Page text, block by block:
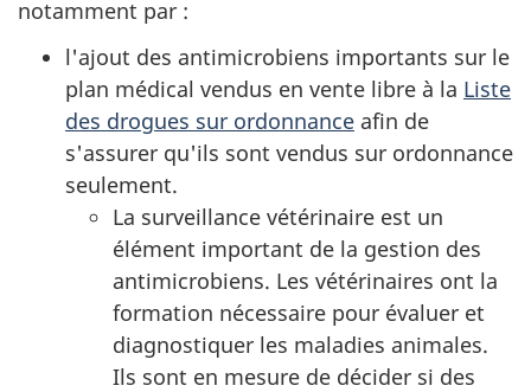
notamment par :
l'ajout des antimicrobiens importants sur le
plan médical vendus en vente libre à la Liste
des drogues sur ordonnance afin de
s'assurer qu'ils sont vendus sur ordonnance
seulement.
La surveillance vétérinaire est un
élément important de la gestion des
antimicrobiens. Les vétérinaires ont la
formation nécessaire pour évaluer et
diagnostiquer les maladies animales.
Ils sont en mesure de décider si des